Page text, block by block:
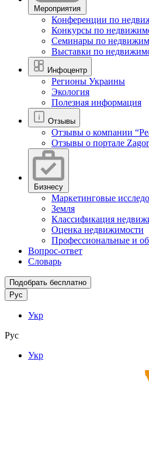
Мероприятия
Конференции по
Конкурсы по
Семинары по
Выставки по
Инфоцентр
Регионы Украины
Экология
Полезная информация
Отзывы
Отзывы о компании
Отзывы о портале
Бизнесу
Маркетинговые
Земля
Классификация
Оценка недвижимости
Профессиональные и
Вопрос-ответ
Словарь
Подобрать бесплатно
Рус
Укр
Рус
Укр